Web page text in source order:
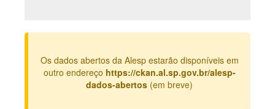
Legislação
Os dados abertos da Alesp estarão disponíveis em
outro endereço https://ckan.al.sp.gov.br/alesp-
dados-abertos (em breve)